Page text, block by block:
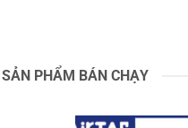
SẢN PHẨM BÁN CHẠY